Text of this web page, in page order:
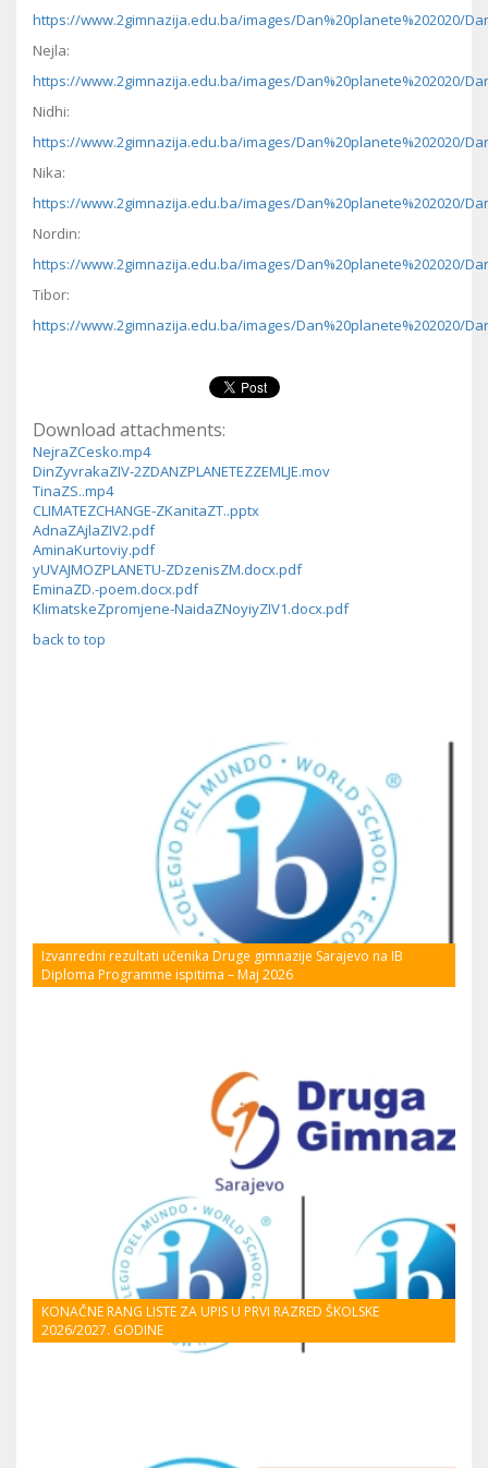
https://www.2gimnazija.edu.ba/images/Dan%20planete%202020/
Nejla:
https://www.2gimnazija.edu.ba/images/Dan%20planete%202020/
Nidhi:
https://www.2gimnazija.edu.ba/images/Dan%20planete%202020/
Nika:
https://www.2gimnazija.edu.ba/images/Dan%20planete%202020/
Nordin:
https://www.2gimnazija.edu.ba/images/Dan%20planete%202020/
Tibor:
https://www.2gimnazija.edu.ba/images/Dan%20planete%202020/
Download attachments:
NejraZCesko.mp4
DinZyvrakaZIV-2ZDANZPLANETEZZEMLJE.mov
TinaZS..mp4
CLIMATEZCHANGE-ZKanitaZT..pptx
AdnaZAjlaZIV2.pdf
AminaKurtoviy.pdf
yUVAJMOZPLANETU-ZDzenisZM.docx.pdf
EminaZD.-poem.docx.pdf
KlimatskeZpromjene-NaidaZNoyiyZIV1.docx.pdf
back to top
Izvanredni rezultati učenika Druge gimnazije Sarajevo na IB
Diploma Programme ispitima – Maj 2026
KONAČNE RANG LISTE ZA UPIS U PRVI RAZRED ŠKOLSKE
2026/2027. GODINE